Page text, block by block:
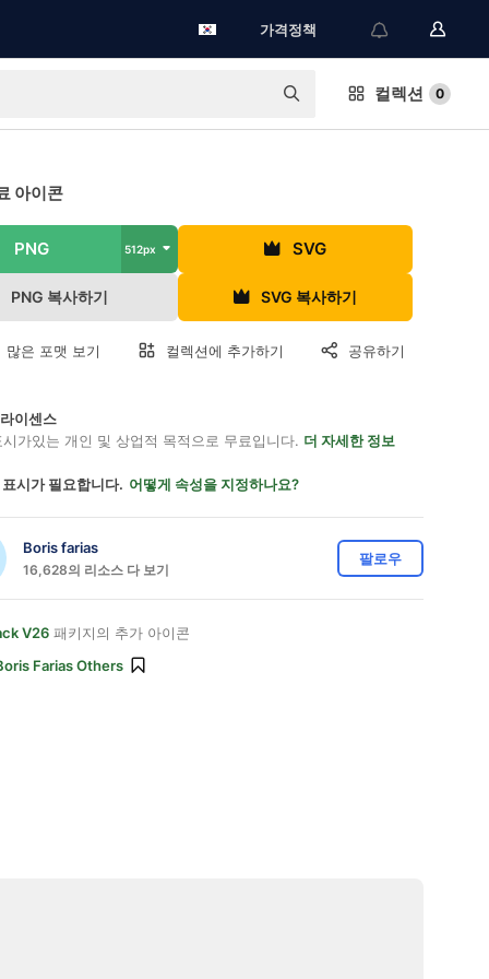
가격정책
컬렉션 0
아이콘
PNG 512px SVG
PNG 복사하기 SVG 복사하기
많은 포맷 보기 컬렉션에 추가하기 공유하기
이센스
가있는 개인 및 상업적 목적으로 무료입니다. 더 자세한 정보
시가 필요합니다. 어떻게 속성을 지정하나요?
Boris farias
16,628의 리소스 다 보기
팔로우
V26 패키지의 추가 아이콘
Farias Others